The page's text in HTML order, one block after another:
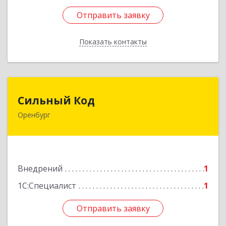
Отправить заявку
Показать контакты
Отправить заявку
Назад
Сильный Код
Оренбург
Внедрений
1
1С:Специалист
1
Отправить заявку
Отправить заявку